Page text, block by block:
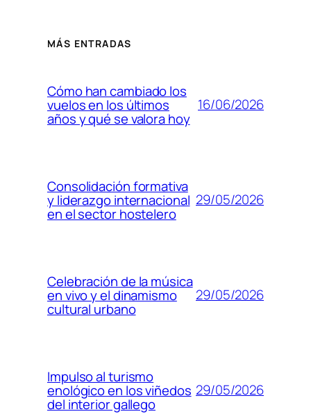
MÁS ENTRADAS
Cómo han cambiado los
vuelos en los últimos
años y qué se valora hoy
16/06/2026
Consolidación formativa
y liderazgo internacional
en el sector hostelero
29/05/2026
Celebración de la música
en vivo y el dinamismo
cultural urbano
29/05/2026
Impulso al turismo
enológico en los viñedos
del interior gallego
29/05/2026